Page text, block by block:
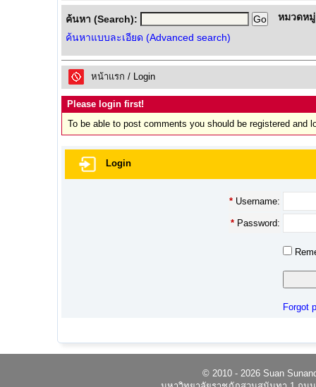
ค้นหา (Search):
ค้นหาแบบละเอียด (Advanced search)
หมวดห
หน้าแรก / Login
Please login first!
To be able to post comments you should be registered and
Login
* Username:
* Password:
Forgot
© 2010 - 2026 Suan